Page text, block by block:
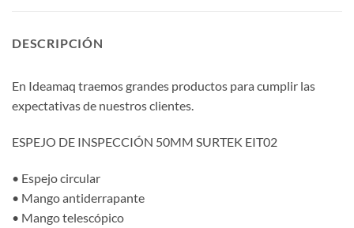
DESCRIPCIÓN
En Ideamaq traemos grandes productos para cumplir las
expectativas de nuestros clientes.
ESPEJO DE INSPECCIÓN 50MM SURTEK EIT02
• Espejo circular
• Mango antiderrapante
• Mango telescópico